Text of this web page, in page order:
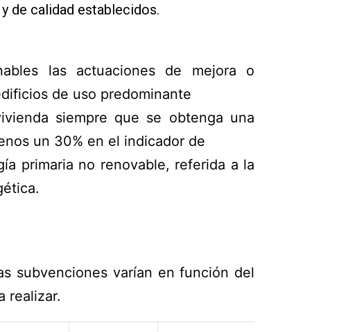
de calidad establecidos.
las actuaciones de mejora o
de uso predominante
siempre que se obtenga una
un 30% en el indicador de
primaria no renovable, referida a la
subvenciones varían en función del
realizar.